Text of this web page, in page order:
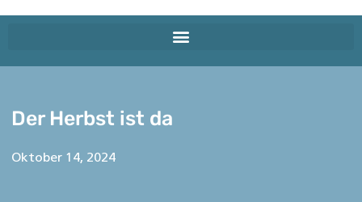
Der Herbst ist da
Oktober 14, 2024